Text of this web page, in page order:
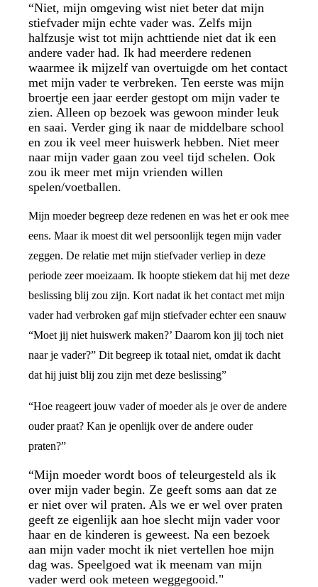
“Niet, mijn omgeving wist niet beter dat mijn
stiefvader mijn echte vader was. Zelfs mijn
halfzusje wist tot mijn achttiende niet dat ik een
andere vader had. Ik had meerdere redenen
waarmee ik mijzelf van overtuigde om het contact
met mijn vader te verbreken. Ten eerste was mijn
broertje een jaar eerder gestopt om mijn vader te
zien. Alleen op bezoek was gewoon minder leuk
en saai. Verder ging ik naar de middelbare school
en zou ik veel meer huiswerk hebben. Niet meer
naar mijn vader gaan zou veel tijd schelen. Ook
zou ik meer met mijn vrienden willen
spelen/voetballen.
Mijn moeder begreep deze redenen en was het er ook mee
eens. Maar ik moest dit wel persoonlijk tegen mijn vader
zeggen. De relatie met mijn stiefvader verliep in deze
periode zeer moeizaam. Ik hoopte stiekem dat hij met deze
beslissing blij zou zijn. Kort nadat ik het contact met mijn
vader had verbroken gaf mijn stiefvader echter een snauw
“Moet jij niet huiswerk maken?’ Daarom kon jij toch niet
naar je vader?” Dit begreep ik totaal niet, omdat ik dacht
dat hij juist blij zou zijn met deze beslissing”
“Hoe reageert jouw vader of moeder als je over de andere
ouder praat? Kan je openlijk over de andere ouder
praten?”
“Mijn moeder wordt boos of teleurgesteld als ik
over mijn vader begin. Ze geeft soms aan dat ze
er niet over wil praten. Als we er wel over praten
geeft ze eigenlijk aan hoe slecht mijn vader voor
haar en de kinderen is geweest. Na een bezoek
aan mijn vader mocht ik niet vertellen hoe mijn
dag was. Speelgoed wat ik meenam van mijn
vader werd ook meteen weggegooid."